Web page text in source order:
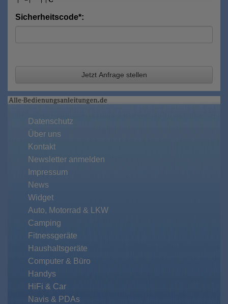
Sicherheitscode*:
Jetzt Anfrage stellen
Datenschutz
Über uns
Kontakt
Newsletter anmelden
Impressum
News
Widget
Auto, Motorrad & LKW
Camping
Fitnessgeräte
Haushaltsgeräte
Computer & Büro
Handys
HiFi & Car
Navis & PDAs